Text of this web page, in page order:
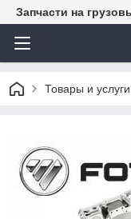
Запчасти на
Товары и услуги